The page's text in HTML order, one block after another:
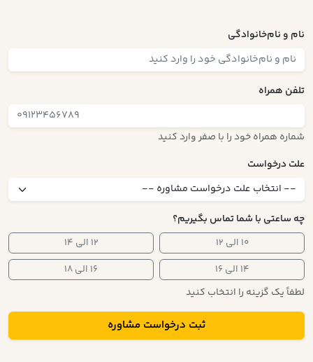
نام و نام‌خانوادگی
تلفن همراه
شماره همراه خود را با صفر وارد کنید
علت درخواست
چه ساعتی با شما تماس بگیریم؟
۱۰ الی ۱۲
۱۲ الی ۱۴
۱۴ الی ۱۶
۱۶ الی ۱۸
لطفاً یک گزینه را انتخاب کنید
ثبت درخواست مشاوره